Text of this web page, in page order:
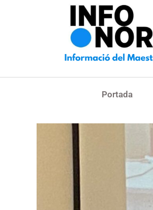
Portada